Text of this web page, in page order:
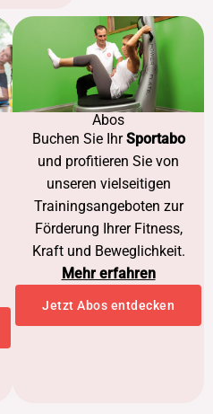
Abos
Buchen Sie IhrSportabo
und profitieren Sie von
unseren vielseitigen
Trainingsangeboten zur
Förderung Ihrer Fitness,
Kraft und Beweglichkeit.
Mehr erfahren
Jetzt Abos entdecken